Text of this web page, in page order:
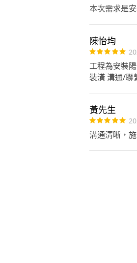
本次需求是
陳怡均
工程為安裝
裝潢 溝通/聯
黃先生
溝通清晰，